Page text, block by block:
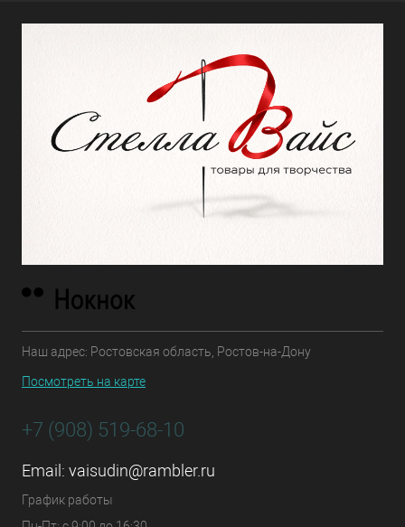
Наш адрес: Ростовская область, Ростов-на-Дону
Посмотреть на карте
+7 (908) 519-68-10
Email: vaisudin@rambler.ru
График работы